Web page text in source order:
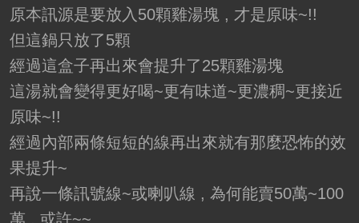
原本訊源是要放入50顆雞湯塊 , 才是原味~!!
但這鍋只放了5顆
經過這盒子再出來會提升了25顆雞湯塊
這湯就會變得更好喝~更有味道~更濃稠~更接近
原味~!!
經過內部兩條短短的線再出來就有那麼恐怖的效
果提升~
再說一條訊號線~或喇叭線 , 為何能賣50萬~100
萬 , 或許~~